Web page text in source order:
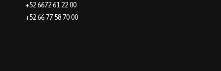
+52 6672 61 22 00
+52 66 77 58 70 00